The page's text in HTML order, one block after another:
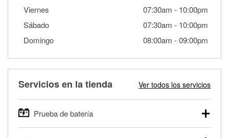
Viernes
07:30am - 10:00pm
Sábado
07:30am - 10:00pm
Domingo
08:00am -09:00pm
Servicios en la tienda Ver todos los servicios
Prueba de batería